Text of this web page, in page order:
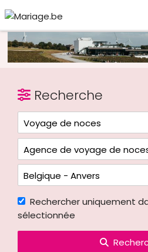
Recherche
Rechercher uniquement
sélectionnée